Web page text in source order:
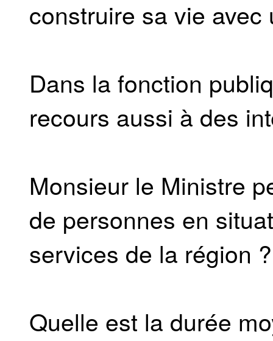
construire sa vie
Dans la fonction
recours aussi à des
Monsieur le Ministre
de personnes en
services de la région ?
Quelle est la durée